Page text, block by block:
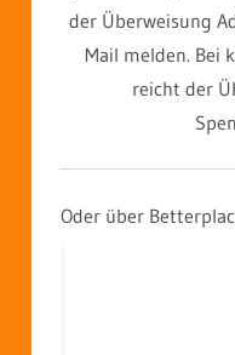
der Überweisung
Mail melden. Bei
reicht der
Oder über